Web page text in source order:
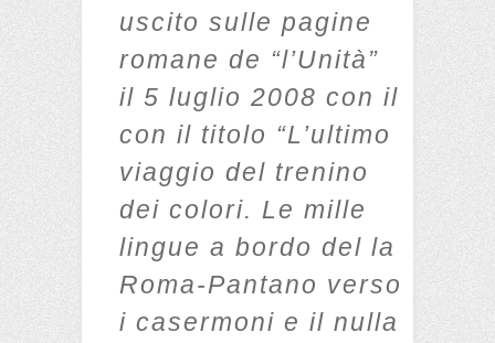
uscito sulle pagine
romane de “l’Unità”
il 5 luglio 2008 con il
con il titolo “L’ultimo
viaggio del trenino
dei colori. Le mille
lingue a bordo del la
Roma-Pantano verso
i casermoni e il nulla